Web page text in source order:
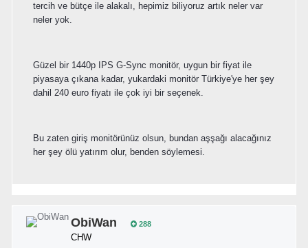
tercih ve bütçe ile alakalı, hepimiz biliyoruz artık neler var
neler yok.
Güzel bir 1440p IPS G-Sync monitör, uygun bir fiyat ile
piyasaya çıkana kadar, yukardaki monitör Türkiye'ye her şey
dahil 240 euro fiyatı ile çok iyi bir seçenek.
Bu zaten giriş monitörünüz olsun, bundan aşşağı alacağınız
her şey ölü yatırım olur, benden söylemesi.
ObiWan 288
CHW